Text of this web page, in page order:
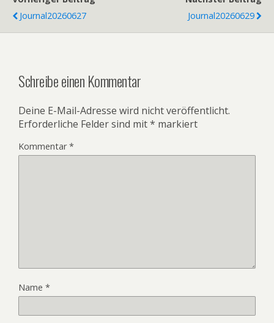
Journal20260627
Journal20260629
Schreibe einen Kommentar
Deine E-Mail-Adresse wird nicht veröffentlicht.
Erforderliche Felder sind mit* markiert
Kommentar*
Name *